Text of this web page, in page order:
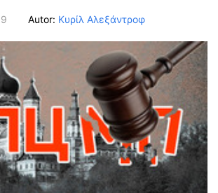
9 Autor: Κυρίλ Αλεξάντροφ